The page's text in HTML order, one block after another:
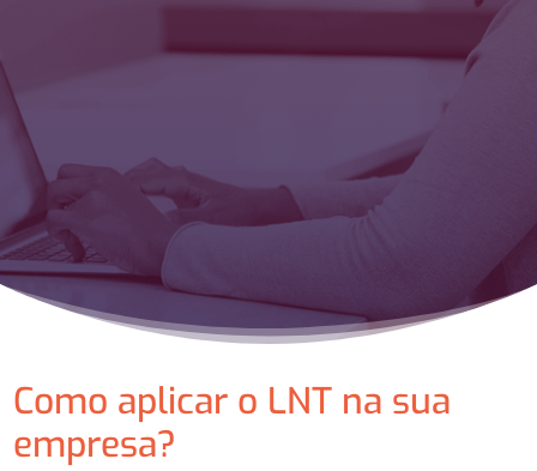
Como aplicar o LNT na sua
empresa?